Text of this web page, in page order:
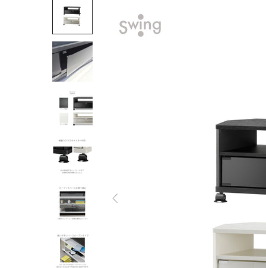
テレビ（ディスプレイ）壁掛金
具
オーディオラック
収納家具
テーブル
チェア
インテリア家具・その他
クリアランスセール